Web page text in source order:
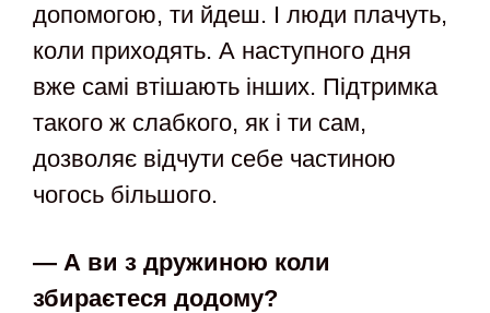
допомогою, ти йдеш. І люди плачуть,
коли приходять. А наступного дня
вже самі втішають інших. Підтримка
такого ж слабкого, як і ти сам,
дозволяє відчути себе частиною
чогось більшого.
— А ви з дружиною коли
збираєтеся додому?